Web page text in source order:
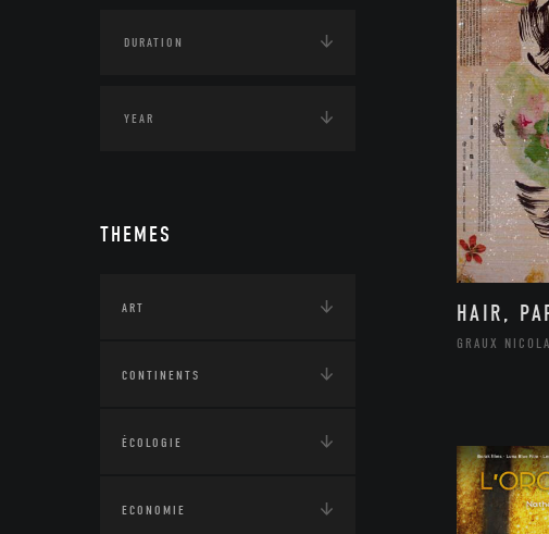
THEMES
ART
CONTINENTS
ÉCOLOGIE
ECONOMIE
HAIR,
GRAUX